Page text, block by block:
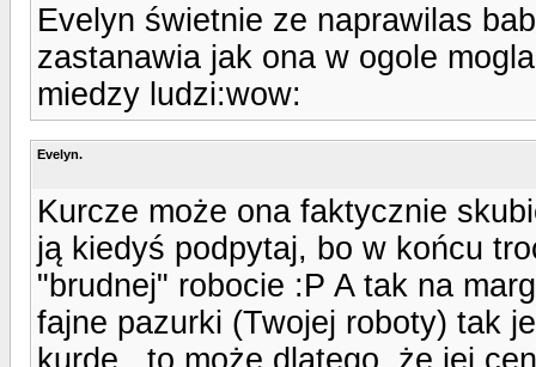
Evelyn świetnie ze naprawilas
zastanawia jak ona w ogole
miedzy ludzi:wow:
Evelyn.
Kurcze może ona faktycznie
ją kiedyś podpytaj, bo w końcu
"brudnej" robocie :P A tak na
fajne pazurki (Twojej roboty) tak
kurde.. to może dlatego, że jej